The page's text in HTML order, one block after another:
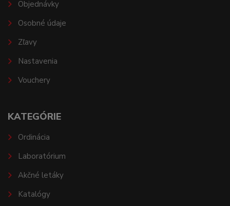
Objednávky
Osobné údaje
Zľavy
Nastavenia
Vouchery
KATEGÓRIE
Ordinácia
Laboratórium
Akčné letáky
Katalógy